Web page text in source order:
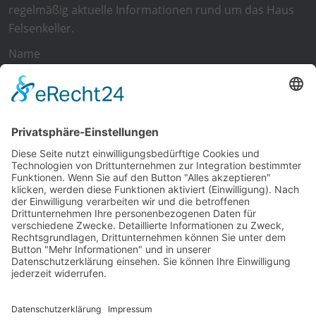
regelmäßig aktuelle Informationen rund um das Haus
Felsenkeller.
Name
E-Mail
akzeptiere dieAllgemeinen Geschäftsbedingungenund
dieDatenschutzerklärung